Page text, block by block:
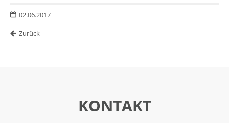
02.06.2017
Zurück
KONTAKT